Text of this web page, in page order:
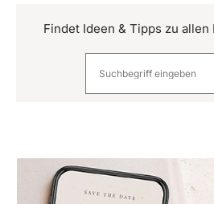
Findet Ideen & Tipps zu